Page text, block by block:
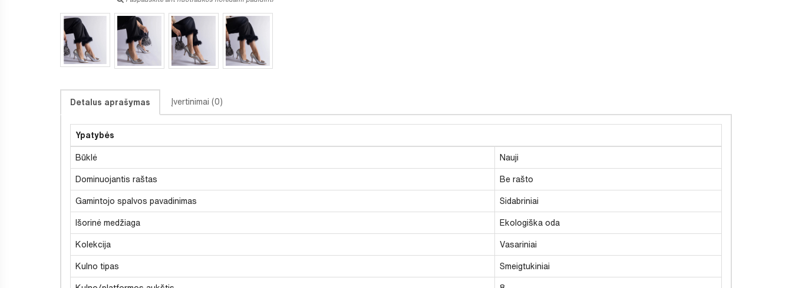
Detalus aprašymas Įvertinimai (0)
Ypatybės
Būklė Nauji
Dominuojantis raštas Be rašto
Gamintojo spalvos pavadinimas Sidabriniai
Išorinė medžiaga Ekologiška oda
Kolekcija Vasariniai
Kulno tipas Smeigtukiniai